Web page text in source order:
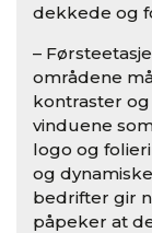
dekkede og
–
områdene
kontraster
vinduene
logo og
og
bedrifter gir
påpeker at